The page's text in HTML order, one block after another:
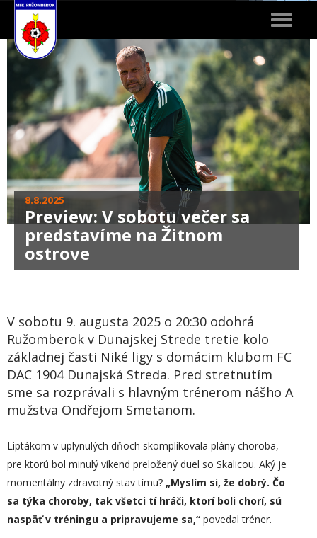
Toggle
8.8.2025
Preview: V sobotu večer sa
predstavíme na Žitnom
ostrove
V sobotu 9. augusta 2025 o 20:30 odohrá
Ružomberok v Dunajskej Strede tretie kolo
základnej časti Niké ligy s domácim klubom FC
DAC 1904 Dunajská Streda. Pred stretnutím
sme sa rozprávali s hlavným trénerom nášho A
mužstva Ondřejom Smetanom.
Liptákom v uplynulých dňoch skomplikovala plány choroba,
pre ktorú bol minulý víkend preložený duel so Skalicou. Aký je
momentálny zdravotný stav tímu? „Myslím si, že dobrý. Čo
sa týka choroby, tak všetci tí hráči, ktorí boli chorí, sú
naspäť v tréningu a pripravujeme sa,“ povedal tréner.